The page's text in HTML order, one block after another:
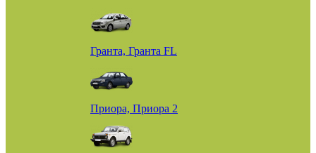
Гранта, Гранта FL
Приора, Приора 2